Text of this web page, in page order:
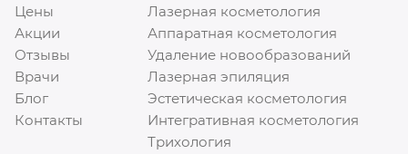
Цены
Акции
Отзывы
Врачи
Блог
Контакты
Лазерная косметология
Аппаратная косметология
Удаление новообразований
Лазерная эпиляция
Эстетическая косметология
Интегративная косметология
Трихология